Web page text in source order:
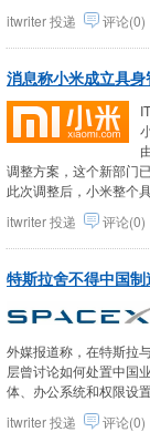
itwriter投递 评论(0)
消息称小米成立具
调整方案，这个新部门
此次调整后，小米整个
itwriter投递 评论(0)
特斯拉舍不得中国
外媒报道称，在特斯拉
层曾讨论如何处置中国
体、办公系统和权限设
itwriter投递 评论(0)